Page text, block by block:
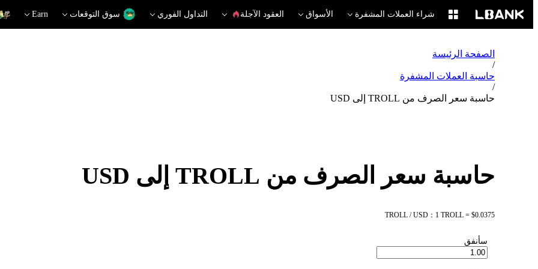
شراء العملات المشفرة الأسواق العقود الآجلة التداول الفوري سوق التوقعات Earn
الصفحة الرئيسة
/
حاسبة العملات المشفرة
/
حاسبة سعر الصرف من TROLL إلى USD
حاسبة سعر الصرف من TROLL إلى USD
TROLL / USD：1 TROLL = $0.0375
سأنفق